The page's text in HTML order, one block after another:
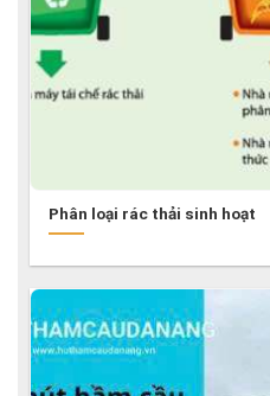
Phân loại rác thải sinh hoạt